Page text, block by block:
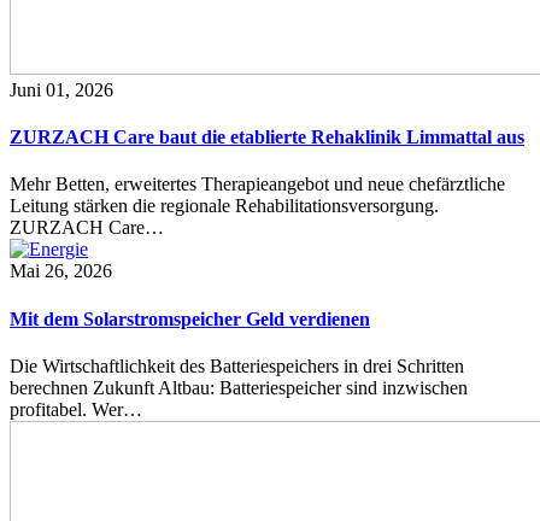
Juni 01, 2026
ZURZACH Care baut die etablierte Rehaklinik Limmattal aus
Mehr Betten, erweitertes Therapieangebot und neue chefärztliche
Leitung stärken die regionale Rehabilitationsversorgung.
ZURZACH Care…
Mai 26, 2026
Mit dem Solarstromspeicher Geld verdienen
Die Wirtschaftlichkeit des Batteriespeichers in drei Schritten
berechnen Zukunft Altbau: Batteriespeicher sind inzwischen
profitabel. Wer…